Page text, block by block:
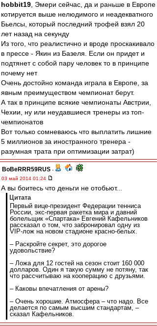
hobbit19 , Эмери сейчас, да и раньше в Европе
котируется выше нелюдимого и неадекватного
Бьелсы, который последний трофей взял 20
лет назад на секунду
Из того, что реалистично и вроде проскакивало
в прессе - Якин из Базеля. Если он придет и
подтянет с собой пару человек то в принципе
почему нет
Очень достойно команда играла в Европе, за
явным преимуществом чемпионат берут.
А так в принципе всякие чемпионаты Австрии,
Чехии, ну или неудавшиеся тренеры из топ-
чемпионатов
Вот только сомневаюсь что выплатить лишние
5 миллионов за иностранного тренера -
разумная трата при оптимизации затрат)
BoBeRRR59RUS -
03 май 2014 01:24
А вы боитесь что деньги не отобьют...
Цитата
Первый вице-президент Федерации тенниса
России, экс-первая ракетка мира и давний
болельщик «Спартака» Евгений Кафельников
рассказал о том, что забронировал одну из
VIP-лож на новом стадионе красно-белых.
– Раскройте секрет, это дорогое
удовольствие?
– Ложа для 12 гостей на сезон стоит 160 000
долларов. Один я такую сумму не потяну, так
что рассчитываю на кооперацию с друзьями.
– Каковы впечатления от арены?
– Очень хорошие. Атмосфера – что надо. Все
делается по самым высшим стандартам, –
сказал Кафельников.